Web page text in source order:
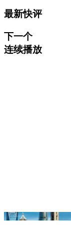
最新快评
下一个
连续播放